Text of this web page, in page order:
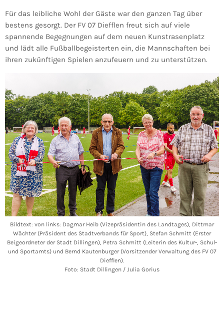
Für das leibliche Wohl der Gäste war den ganzen Tag über
bestens gesorgt. Der FV 07 Diefflen freut sich auf viele
spannende Begegnungen auf dem neuen Kunstrasenplatz
und lädt alle Fußballbegeisterten ein, die Mannschaften bei
ihren zukünftigen Spielen anzufeuern und zu unterstützen.
Bildtext: von links: Dagmar Heib (Vizepräsidentin des Landtages), Dittmar
Wächter (Präsident des Stadtverbands für Sport), Stefan Schmitt (Erster
Beigeordneter der Stadt Dillingen), Petra Schmitt (Leiterin des Kultur-, Schul-
und Sportamts) und Bernd Kautenburger (Vorsitzender Verwaltung des FV 07
Diefflen).
Foto: Stadt Dillingen / Julia Gorius